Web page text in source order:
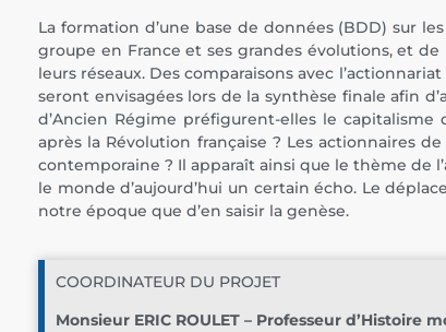
La formation d’une base de données (BDD) sur
groupe en France et ses grandes évolutions, et
leurs réseaux. Des comparaisons avec
seront envisagées lors de la synthèse finale afin
d’Ancien Régime préfigurent-elles le
après la Révolution française ? Les actionnaires
contemporaine ? Il apparaît ainsi que le thème de
le monde d’aujourd’hui un certain écho. Le
notre époque que d’en saisir la genèse.
COORDINATEUR DU PROJET
Monsieur ERIC ROULET – Professeur d’Histoire